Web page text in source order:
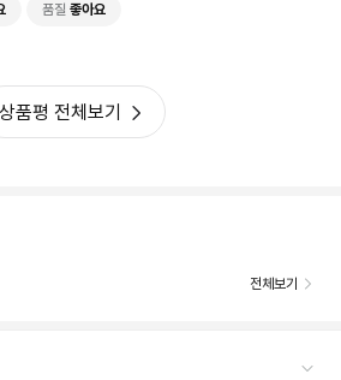
품질 좋아요
상품평 전체보기
전체보기